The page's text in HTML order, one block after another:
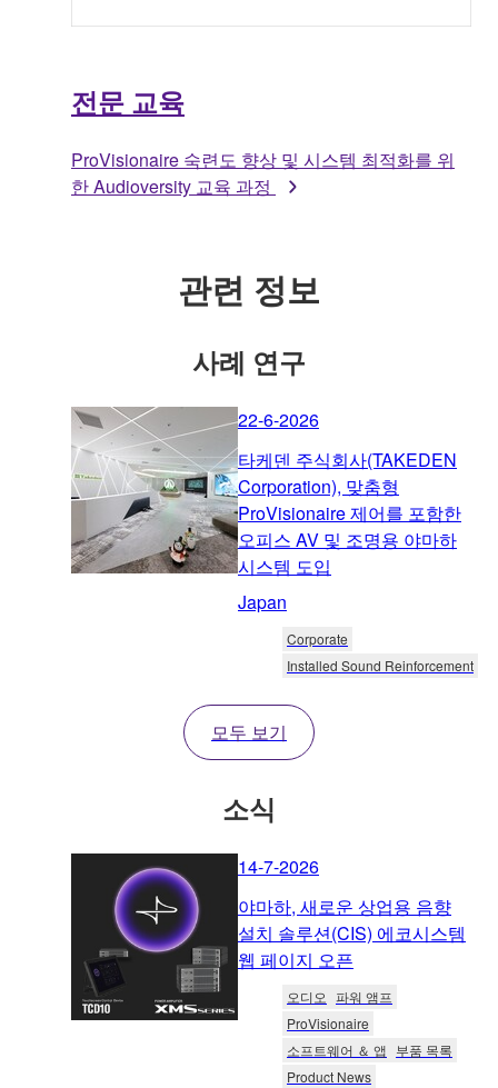
전문 교육
ProVisionaire 숙련도 향상 및 시스템 최적화를 위
한 Audioversity 교육 과정
관련 정보
사례 연구
22-6-2026
타케덴 주식회사(TAKEDEN
Corporation), 맞춤형
ProVisionaire 제어를 포함한
오피스 AV 및 조명용 야마하
시스템 도입
Japan
Corporate
Installed Sound Reinforcement
모두 보기
소식
14-7-2026
야마하, 새로운 상업용 음향
설치 솔루션(CIS) 에코시스템
웹 페이지 오픈
오디오 파워 앰프
ProVisionaire
소프트웨어 ＆ 앱 부품 목록
Product News